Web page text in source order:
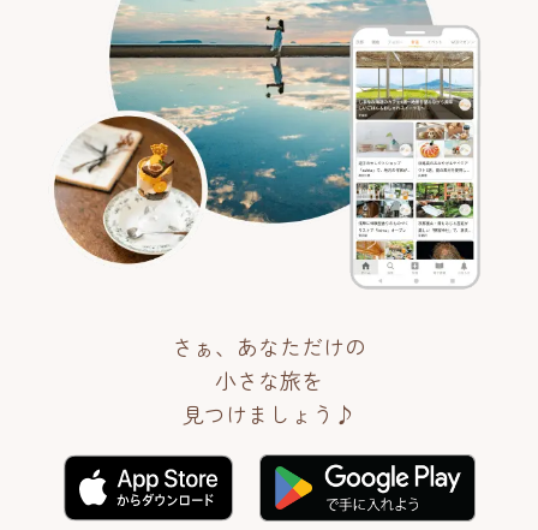
さぁ、あなただけの
小さな旅を
見つけましょう♪